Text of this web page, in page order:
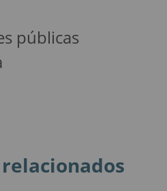
públicas